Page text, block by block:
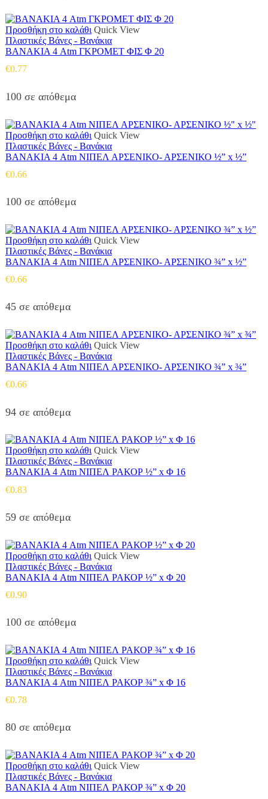
Προσθήκη στο καλάθι Quick View
Πλαστικές Βάνες - Βανάκια
ΒΑΝΑΚΙΑ 4 Atm ΓΚΡΟΜΕΤ ΦΙΣ Φ 20
€0.77
100 σε απόθεμα
Προσθήκη στο καλάθι Quick View
Πλαστικές Βάνες - Βανάκια
ΒΑΝΑΚΙΑ 4 Atm ΝΙΠΕΛ ΑΡΣΕΝΙΚΟ- ΑΡΣΕΝΙΚΟ ½” x ½”
€0.66
100 σε απόθεμα
Προσθήκη στο καλάθι Quick View
Πλαστικές Βάνες - Βανάκια
ΒΑΝΑΚΙΑ 4 Atm ΝΙΠΕΛ ΑΡΣΕΝΙΚΟ- ΑΡΣΕΝΙΚΟ ¾” x ½”
€0.66
45 σε απόθεμα
Προσθήκη στο καλάθι Quick View
Πλαστικές Βάνες - Βανάκια
ΒΑΝΑΚΙΑ 4 Atm ΝΙΠΕΛ ΑΡΣΕΝΙΚΟ- ΑΡΣΕΝΙΚΟ ¾” x ¾”
€0.66
94 σε απόθεμα
Προσθήκη στο καλάθι Quick View
Πλαστικές Βάνες - Βανάκια
ΒΑΝΑΚΙΑ 4 Atm ΝΙΠΕΛ ΡΑΚΟΡ ½” x Φ 16
€0.83
59 σε απόθεμα
Προσθήκη στο καλάθι Quick View
Πλαστικές Βάνες - Βανάκια
ΒΑΝΑΚΙΑ 4 Atm ΝΙΠΕΛ ΡΑΚΟΡ ½” x Φ 20
€0.90
100 σε απόθεμα
Προσθήκη στο καλάθι Quick View
Πλαστικές Βάνες - Βανάκια
ΒΑΝΑΚΙΑ 4 Atm ΝΙΠΕΛ ΡΑΚΟΡ ¾” x Φ 16
€0.78
80 σε απόθεμα
Προσθήκη στο καλάθι Quick View
Πλαστικές Βάνες - Βανάκια
ΒΑΝΑΚΙΑ 4 Atm ΝΙΠΕΛ ΡΑΚΟΡ ¾” x Φ 20